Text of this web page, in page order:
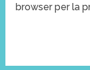
browser per la